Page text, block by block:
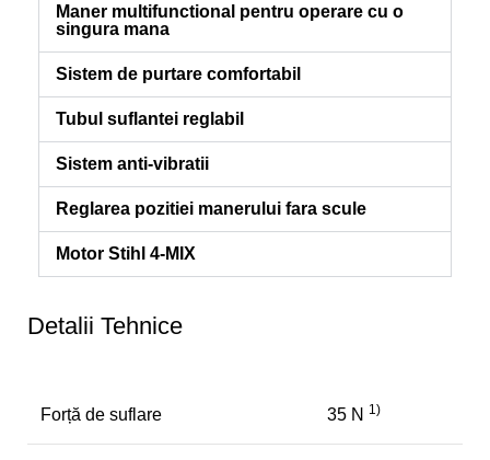
Maner multifunctional pentru operare cu o
singura mana
Sistem de purtare comfortabil
Tubul suflantei reglabil
Sistem anti-vibratii
Reglarea pozitiei manerului fara scule
Motor Stihl 4-MIX
Detalii Tehnice
Forță de suflare 35 N 1)